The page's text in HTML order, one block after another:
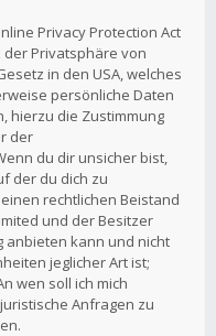
Privacy Protection Act
der Privatsphäre von
in den USA, welches
persönliche Daten
hierzu die Zustimmung
der
du dir unsicher bist,
der du dich zu
rechtlichen Beistand
und der Besitzer
anbieten kann und nicht
jeglicher Art ist;
wen soll ich mich
Anfragen zu